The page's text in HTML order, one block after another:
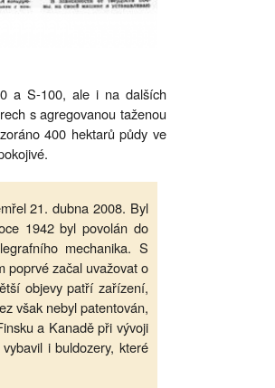
a S-100, ale i na dalších
s agregovanou taženou
400 hektarů půdy ve
21. dubna 2008. Byl
1942 byl povolán do
mechanika. S
poprvé začal uvažovat o
objevy patří zařízení,
však nebyl patentován,
a Kanadě při vývoji
i buldozery, které